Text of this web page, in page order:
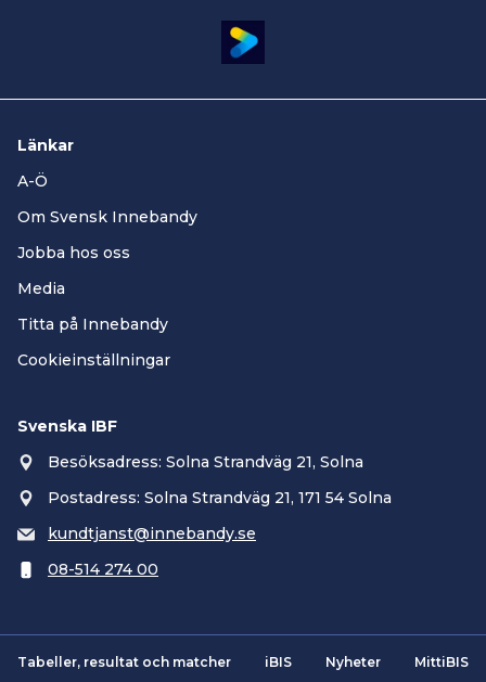
Länkar
A-Ö
Om Svensk Innebandy
Jobba hos oss
Media
Titta på Innebandy
Cookieinställningar
Svenska IBF
Besöksadress: Solna Strandväg 21, Solna
Postadress: Solna Strandväg 21, 171 54 Solna
kundtjanst@innebandy.se
08-514 274 00
Tabeller, resultat och matcher iBIS Nyheter MittiBIS